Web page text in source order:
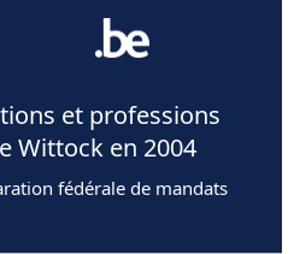
et professions
Wittock en 2004
fédérale de mandats